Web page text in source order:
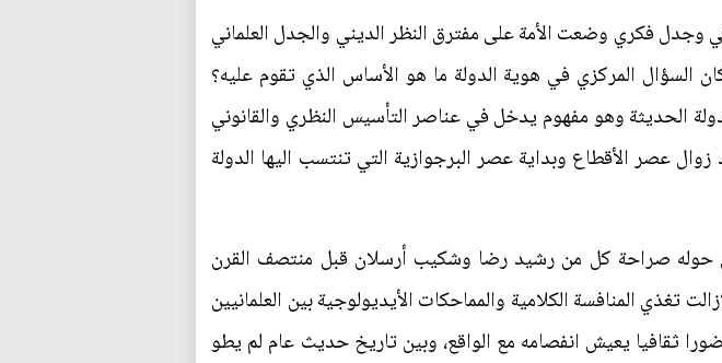
وجدل فكري وضعت الأمة على مفترق النظر الديني والجدل العلماني
السؤال المركزي في هوية الدولة ما هو الأساس الذي تقوم عليه؟
الحديثة وهو مفهوم يدخل في عناصر التأسيس النظري والقانوني
عصر الأقطاع وبداية عصر البرجوازية التي تنتسب اليها الدولة
حوله صراحة كل من رشيد رضا وشكيب أرسلان قبل منتصف القرن
والديمقراطية، مركز دراسات فلسفة الدين،ص96ـ)، ولازالت تغذي المنافسة الكلامية والمماحكات الأيديولوجية بين العلمانيين
ثقافيا يعيش انفصامه مع الواقع، وبين تاريخ حديث عام لم يطو